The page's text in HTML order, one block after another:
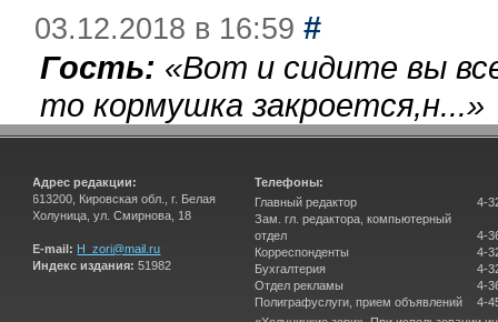
03.12.2018 в 16:59 #
Гость: «Вот и сидите вы
то кормушка закроется,н...»
Адрес редакции:
613200, Кировская обл., г. Белая
Холуница, ул. Смирнова, 18
E-mail: H_zori@mail.ru
Индекс издания: 51982
Телефоны:
Главный редактор
Зам. гл. редактора, компьютерный
отдел
Корреспонденты
Бухгалтерия
Отдел рекламы
Полиграфуслуги, прием объявлений
4-
4-
4-
4-
4-
4-